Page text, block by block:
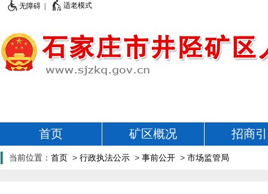
无障碍 | 适老模式
首页 矿区概况 招商
当前位置： 首页 > 行政执法公示 > 事前公开 > 市场监管局